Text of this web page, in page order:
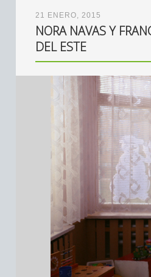
21 ENERO, 2015
NORA NAVAS Y
DEL ESTE